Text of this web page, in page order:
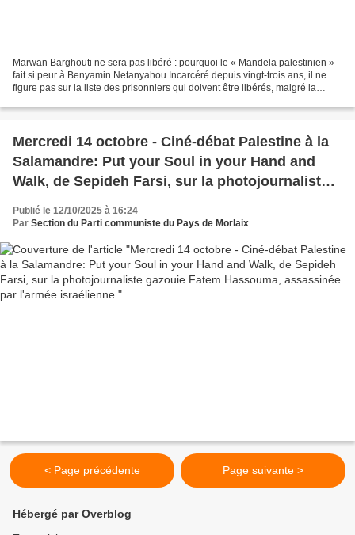
Marwan Barghouti ne sera pas libéré : pourquoi le « Mandela palestinien »
fait si peur à Benyamin Netanyahou Incarcéré depuis vingt-trois ans, il ne
figure pas sur la liste des prisonniers qui doivent être libérés, malgré la
Mercredi 14 octobre - Ciné-débat Palestine à la
Salamandre: Put your Soul in your Hand and
Walk, de Sepideh Farsi, sur la photojournaliste
l'armée israélienne
Publié le 12/10/2025 à 16:24
Par Section du Parti communiste du Pays de Morlaix
< Page précédente Page suivante >
Hébergé par Overblog